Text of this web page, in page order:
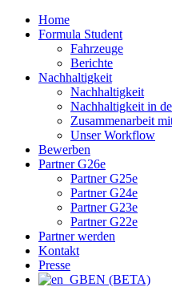
Home
Formula Student
Fahrzeuge
Berichte
Nachhaltigkeit
Nachhaltigkeit
Nachhaltigkeit in
Zusammenarbeit
Unser Workflow
Bewerben
Partner G26e
Partner G25e
Partner G24e
Partner G23e
Partner G22e
Partner werden
Kontakt
Presse
EN (BETA)